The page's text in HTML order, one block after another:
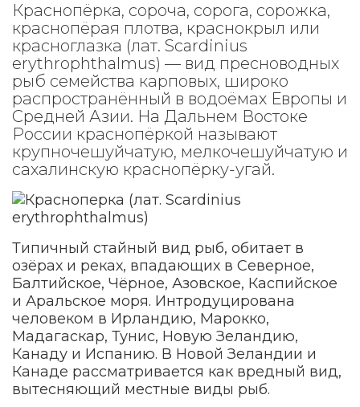
Краснопёрка, сороча, сорога, сорожка,
краснопёрая плотва, краснокрыл или
красноглазка (лат. Scardinius
erythrophthalmus) — вид пресноводных
рыб семейства карповых, широко
распространённый в водоёмах Европы и
Средней Азии. На Дальнем Востоке
России краснопёркой называют
крупночешуйчатую, мелкочешуйчатую и
сахалинскую краснопёрку-угай.
Типичный стайный вид рыб, обитает в
озёрах и реках, впадающих в Северное,
Балтийское, Чёрное, Азовское, Каспийское
и Аральское моря. Интродуцирована
человеком в Ирландию, Марокко,
Мадагаскар, Тунис, Новую Зеландию,
Канаду и Испанию. В Новой Зеландии и
Канаде рассматривается как вредный вид,
вытесняющий местные виды рыб.